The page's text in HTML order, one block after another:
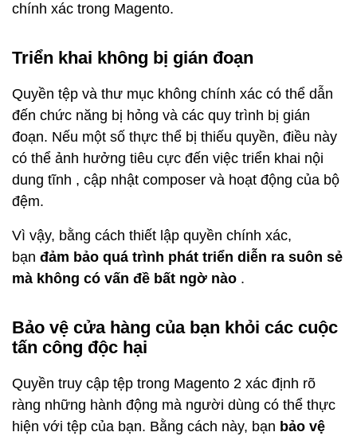
chính xác trong Magento.
Triển khai không bị gián đoạn
Quyền tệp và thư mục không chính xác có thể dẫn
đến chức năng bị hỏng và các quy trình bị gián
đoạn. Nếu một số thực thể bị thiếu quyền, điều này
có thể ảnh hưởng tiêu cực đến việc triển khai nội
dung tĩnh , cập nhật composer và hoạt động của bộ
đệm.
Vì vậy, bằng cách thiết lập quyền chính xác,
bạn đảm bảo quá trình phát triển diễn ra suôn sẻ
mà không có vấn đề bất ngờ nào .
Bảo vệ cửa hàng của bạn khỏi các cuộc
tấn công độc hại
Quyền truy cập tệp trong Magento 2 xác định rõ
ràng những hành động mà người dùng có thể thực
hiện với tệp của bạn. Bằng cách này, bạn bảo vệ